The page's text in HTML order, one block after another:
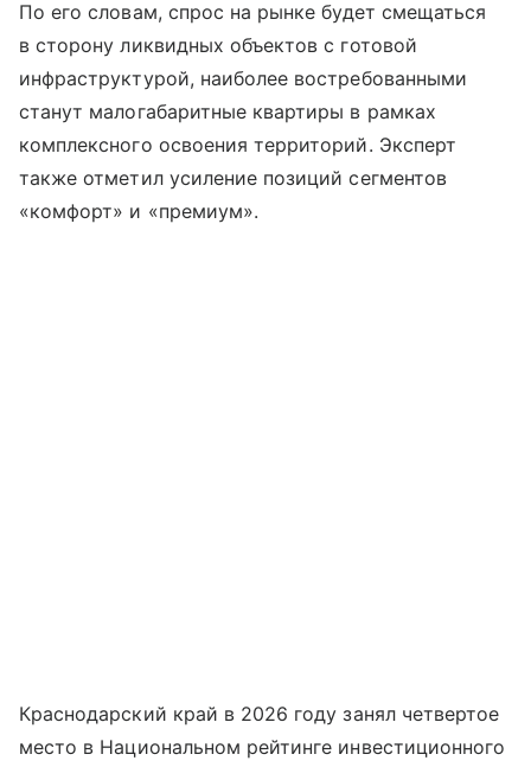
По его словам, спрос на рынке будет смещаться
в сторону ликвидных объектов с готовой
инфраструктурой, наиболее востребованными
станут малогабаритные квартиры в рамках
комплексного освоения территорий. Эксперт
также отметил усиление позиций сегментов
«комфорт» и «премиум».
Краснодарский край в 2026 году занял четвертое
место в Национальном рейтинге инвестиционного